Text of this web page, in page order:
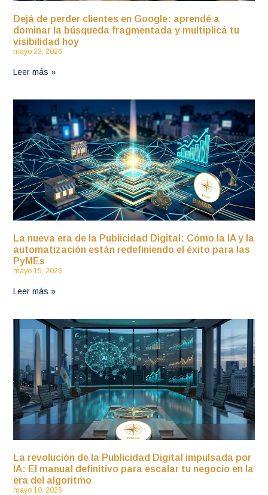
Dejá de perder clientes en Google: aprendé a
dominar la búsqueda fragmentada y multiplicá tu
visibilidad hoy
mayo 23, 2026
Leer más »
La nueva era de la Publicidad Digital: Cómo la IA y la
automatización están redefiniendo el éxito para las
PyMEs
mayo 15, 2026
Leer más »
La revolución de la Publicidad Digital impulsada por
IA: El manual definitivo para escalar tu negocio en la
era del algoritmo
mayo 10, 2026